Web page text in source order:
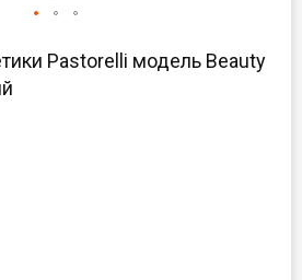
Pastorelli модель Beauty